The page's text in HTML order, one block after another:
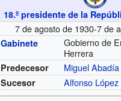
18.º presidente de la
7 de agosto de 1930-7 de
Gabinete
Gobierno de
Herrera
Predecesor Miguel
Sucesor Alfonso